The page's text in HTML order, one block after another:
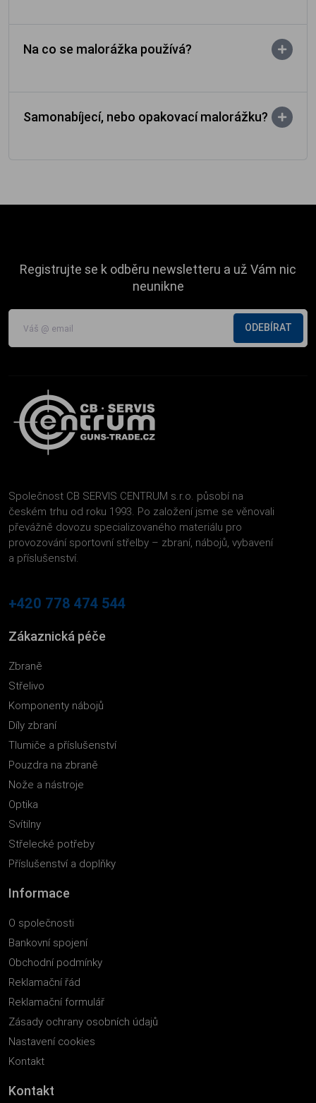
Na co se malorážka používá?
Samonabíjecí, nebo opakovací malorážku?
Registrujte se k odběru newsletteru a už Vám nic
neunikne
ODEBÍRAT
Společnost CB SERVIS CENTRUM s.r.o. působí na
českém trhu od roku 1993. Po založení jsme se věnovali
převážně dovozu specializovaného materiálu pro
provozování sportovní střelby – zbraní, nábojů, vybavení
a příslušenství.
+420 778 474 544
Zákaznická péče
Zbraně
Střelivo
Komponenty nábojů
Díly zbraní
Tlumiče a příslušenství
Pouzdra na zbraně
Nože a nástroje
Optika
Svítilny
Střelecké potřeby
Příslušenství a doplňky
Informace
O společnosti
Bankovní spojení
Obchodní podmínky
Reklamační řád
Reklamační formulář
Zásady ochrany osobních údajů
Nastavení cookies
Kontakt
Kontakt